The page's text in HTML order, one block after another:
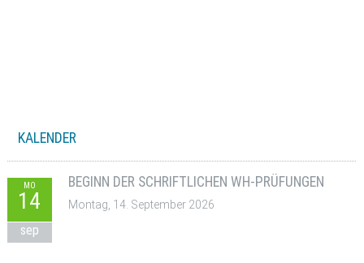
KALENDER
MO
14
sep
BEGINN DER SCHRIFTLICHEN WH-PRÜFUNGEN
Montag, 14. September 2026